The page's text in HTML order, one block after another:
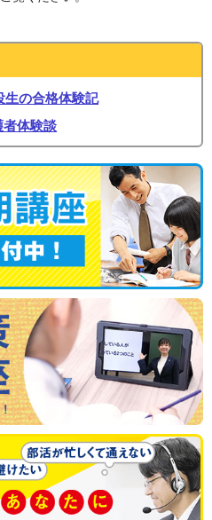
生の合格体験記
体験談